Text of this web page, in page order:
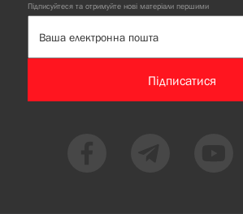
Підписуйтеся та отримуйте нові матеріали першими
Підписатися